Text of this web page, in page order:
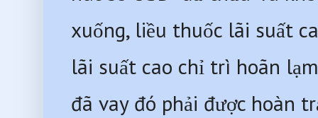
xuống, liều thuốc lãi suất
lãi suất cao chỉ trì hoãn
đã vay đó phải được hoàn